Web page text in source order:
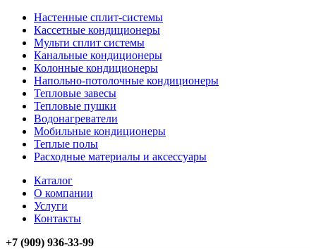
Настенные сплит-системы
Кассетные кондиционеры
Мульти сплит системы
Канальные кондиционеры
Колонные кондиционеры
Напольно-потолочные кондиционеры
Тепловые завесы
Тепловые пушки
Водонагреватели
Мобильные кондиционеры
Теплые полы
Расходные материалы и аксессуары
Каталог
О компании
Услуги
Контакты
+7 (909) 936-33-99